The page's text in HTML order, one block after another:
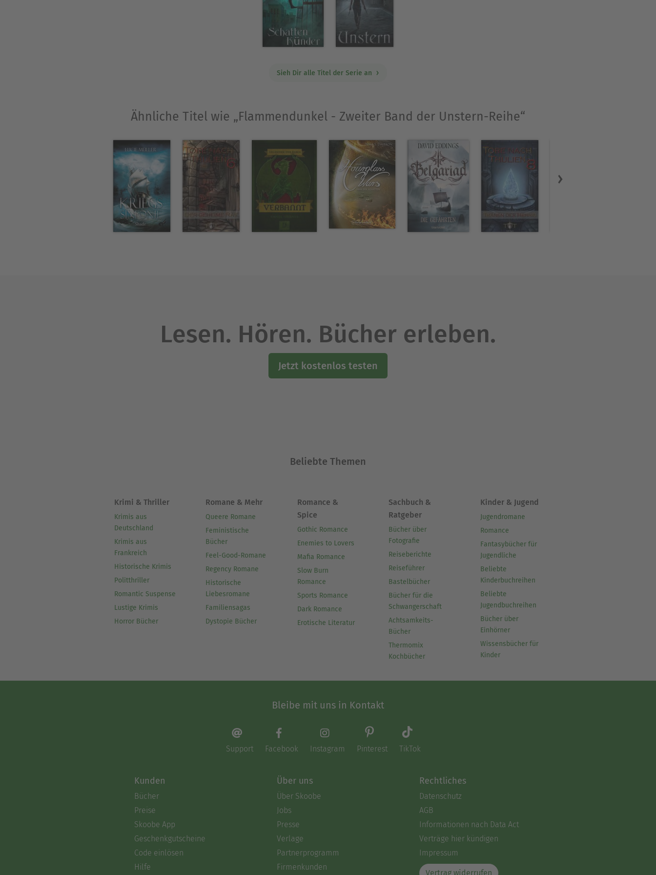
Sieh Dir alle Titel der Serie an
Ähnliche Titel wie „Flammendunkel - Zweiter Band der Unstern-Reihe“
Lesen. Hören. Bücher erleben.
Jetzt kostenlos testen
Beliebte Themen
Krimi & Thriller
Krimis aus
Deutschland
Krimis aus
Frankreich
Historische Krimis
Politthriller
Romantic Suspense
Lustige Krimis
Horror Bücher
Romane & Mehr
Queere Romane
Feministische
Bücher
Feel-Good-Romane
Regency Romane
Historische
Liebesromane
Familiensagas
Dystopie Bücher
Romance &
Spice
Gothic Romance
Enemies to Lovers
Mafia Romance
Slow Burn
Romance
Sports Romance
Dark Romance
Erotische Literatur
Sachbuch &
Ratgeber
Bücher über
Fotografie
Reiseberichte
Reiseführer
Bastelbücher
Bücher für die
Schwangerschaft
Achtsamkeits-
Bücher
Thermomix
Kochbücher
Kinder & Jugend
Jugendromane
Romance
Fantasybücher für
Jugendliche
Beliebte
Kinderbuchreihen
Beliebte
Jugendbuchreihen
Bücher über
Einhörner
Wissensbücher für
Kinder
Bleibe mit uns in Kontakt
Support Facebook Instagram Pinterest TikTok
Kunden
Bücher
Preise
Skoobe App
Geschenkgutscheine
Code einlösen
Hilfe
Über uns
Über Skoobe
Jobs
Presse
Verlage
Partnerprogramm
Firmenkunden
Rechtliches
Datenschutz
AGB
Informationen nach Data Act
Verträge hier kündigen
Impressum
Vertrag widerrufen